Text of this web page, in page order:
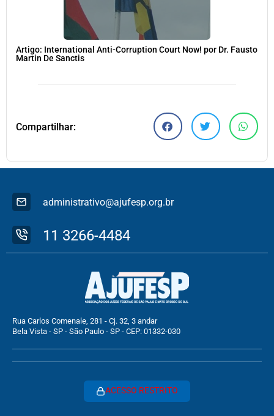
Artigo: International Anti-Corruption Court Now! por Dr. Fausto
Martin De Sanctis
Compartilhar:
administrativo@ajufesp.org.br
11 3266-4484
Rua Carlos Comenale, 281 - Cj. 32, 3 andar
Bela Vista - SP - São Paulo - SP - CEP: 01332-030
ACESSO RESTRITO